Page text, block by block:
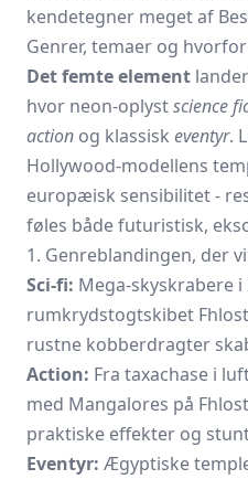
kendetegner meget af
Genrer, temaer og
Det femte element
hvor neon-oplystscience
action og klassisk eventyr.
Hollywood-modellens
europæisk sensibilitet -
føles både futuristisk,
1. Genreblandingen, der
Sci-fi: Mega-skyskrabere i
rumkrydstogtskibet
rustne kobberdragter
Action: Fra taxachase i
med Mangalores på
praktiske effekter og
Eventyr: Ægyptiske